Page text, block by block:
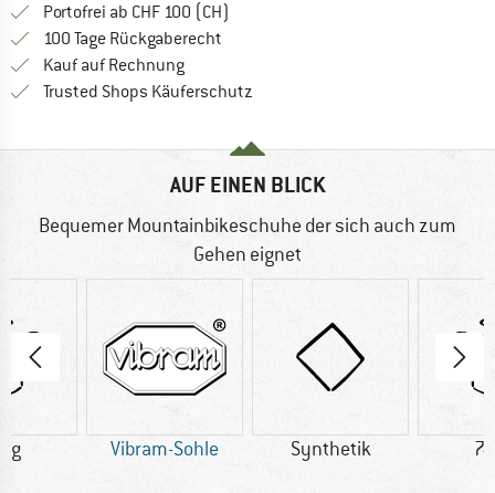
Portofrei ab CHF 100 (CH)
100 Tage Rückgaberecht
Kauf auf RechnungFinde die Zahlungs-Infos hier! Öffnet
Trusted Shops Käuferschutz
AUF EINEN BLICK
Bequemer Mountainbikeschuhe der sich auch zum
Gehen eignet
g Vibram-Sohle Synthetik